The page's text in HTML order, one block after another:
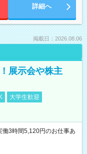
詳細へ
掲載日：2026.08.06
展示会や株主
大学生歓迎
3時間5,120円のお仕事あ